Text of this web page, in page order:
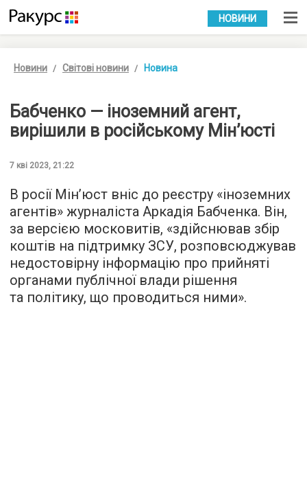
УКР РУС
НОВИНИ
Новини Світові новини Новина
Бабченко — іноземний агент,
вирішили в російському Мін’юсті
7 кві 2023, 21:22
В росії Мін’юст вніс до реєстру «іноземних
агентів» журналіста Аркадія Бабченка. Він,
за версією московитів, «здійснював збір
коштів на підтримку ЗСУ, розповсюджував
недостовірну інформацію про прийняті
органами публічної влади рішення
та політику, що проводиться ними».